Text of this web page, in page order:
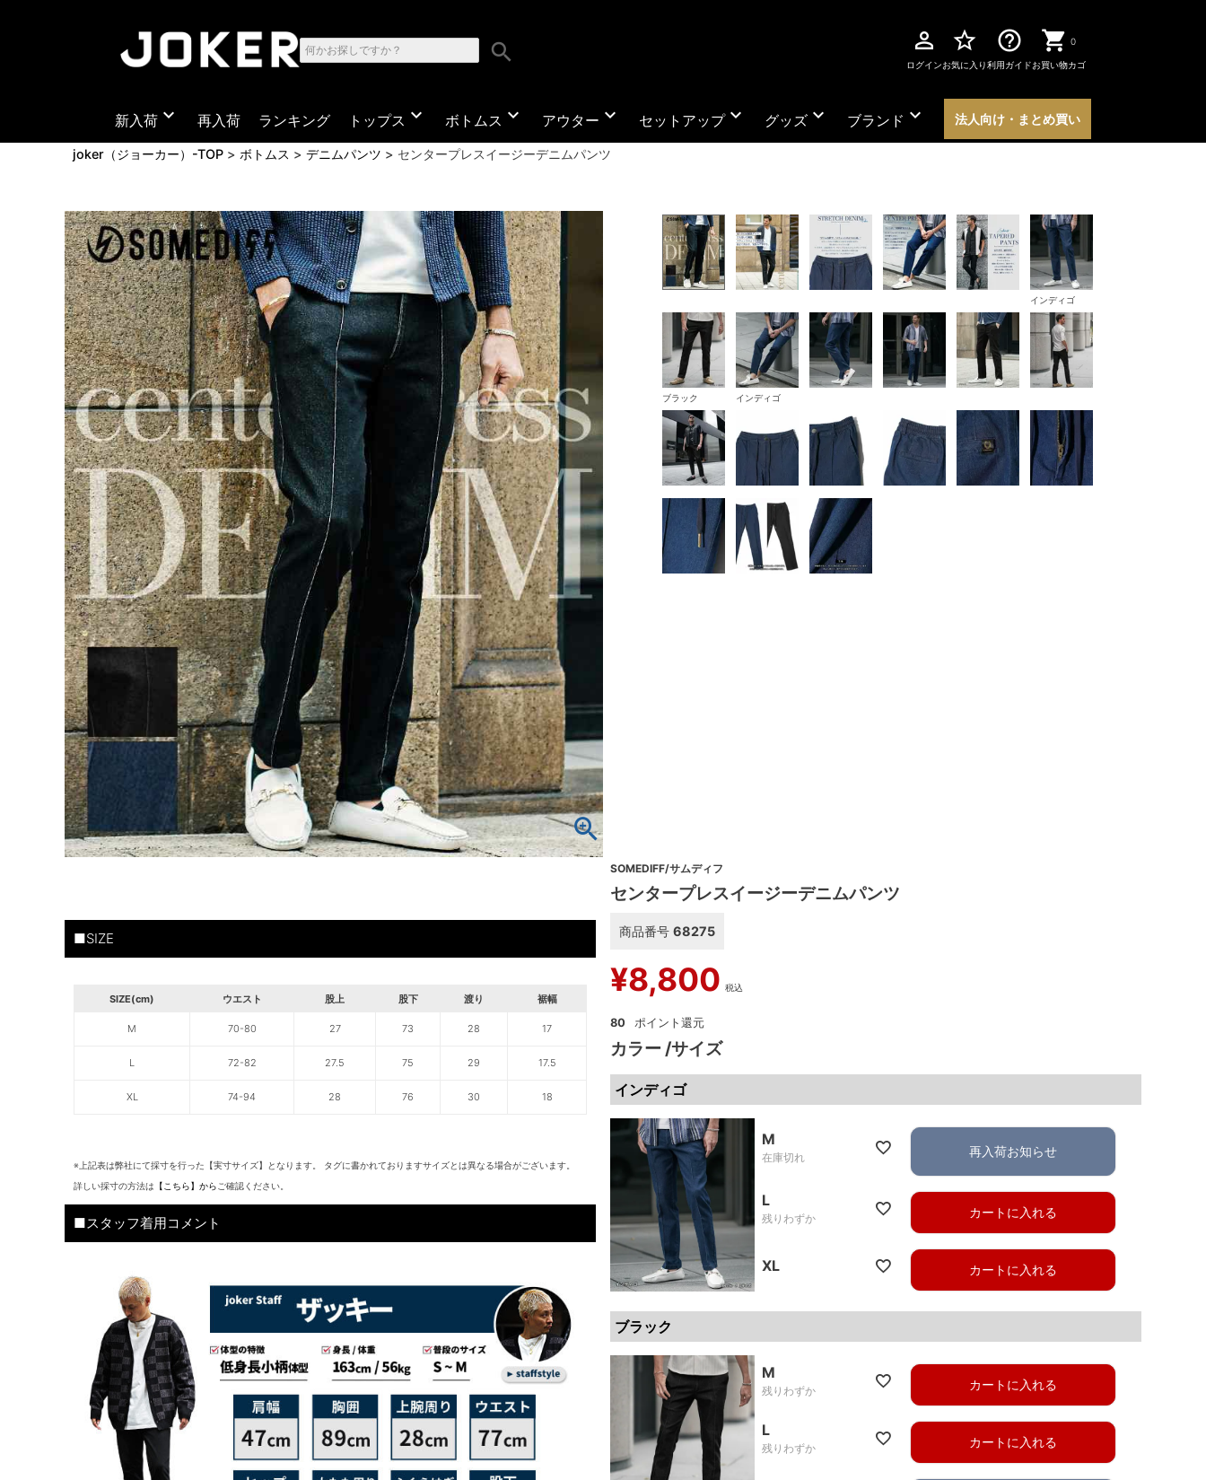
search perm_identity
ログイン
star_border
お気に入り
help_outline
利用ガイド
0
お買い物カゴ
新入荷 expand_more 再入荷 ランキング トップス expand_more ボトムス expand_more アウター expand_more セットアップexpand_more グッズ expand_more ブランド expand_more 法人向け・まとめ買い
joker（ジョーカー）-TOP ボトムス デニムパンツ センタープレスイージーデニムパンツ
インディゴ
ブラック インディゴ
■SIZE
SIZE(cm) ウエスト 股上 股下 渡り 裾幅
M 70-80 27 73 28 17
L 72-82 27.5 75 29 17.5
XL 74-94 28 76 30 18
※上記表は弊社にて採寸を行った【実寸サイズ】となります。 タグに書かれておりますサイズとは異なる場合がございます。
詳しい採寸の方法は 【こちら】から ご確認ください。
■スタッフ着用コメント
SOMEDIFF/サムディフ
センタープレスイージーデニムパンツ
商品番号 68275
¥8,800 税込
80
カラー サイズ
インディゴ
M
在庫切れ 再入荷お知らせ
L
残りわずか カートに入れる
XL カートに入れる
ブラック
M
残りわずか カートに入れる
L
残りわずか カートに入れる